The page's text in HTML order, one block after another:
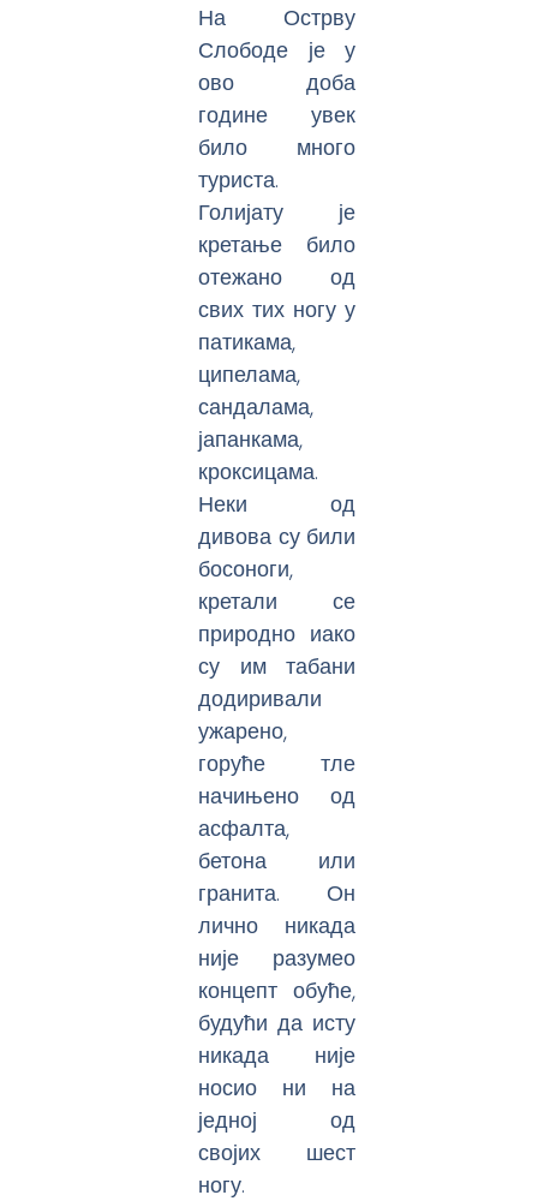
На Острву
Слободе је у
ово доба
године увек
било много
туриста.
Голијату је
кретање било
отежано од
свих тих ногу у
патикама,
ципелама,
сандалама,
јапанкама,
кроксицама.
Неки од
дивова су били
босоноги,
кретали се
природно иако
су им табани
додиривали
ужарено,
горуће тле
начињено од
асфалта,
бетона или
гранита. Он
лично никада
није разумео
концепт обуће,
будући да исту
никада није
носио ни на
једној од
својих шест
ногу.